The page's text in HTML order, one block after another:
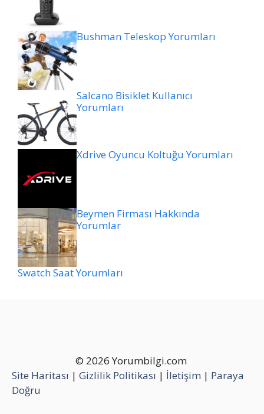
Bushman Teleskop Yorumları
Salcano Bisiklet Kullanıcı
Yorumları
Xdrive Oyuncu Koltuğu Yorumları
Beymen Firması Hakkında
Yorumlar
Swatch Saat Yorumları
© 2026 Yorumbilgi.com
Site Haritası | Gizlilik Politikası | İletişim | Paraya
Doğru